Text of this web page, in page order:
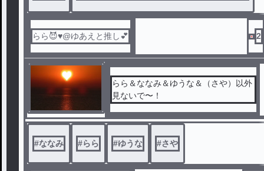
らら😈♥️@ゆあえと推し💕 2
らら＆ななみ＆ゆうな＆（さや）以外
見ないで〜！
#ななみ #らら #ゆうな #さや